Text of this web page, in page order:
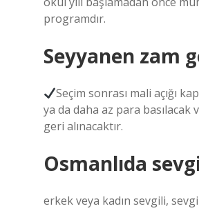
programdır.
Seyyanen zam
Seçim sonrası mali açığı
ya da daha az para
geri alınacaktır.
Osmanlıda
erkek veya kadın sevgili,